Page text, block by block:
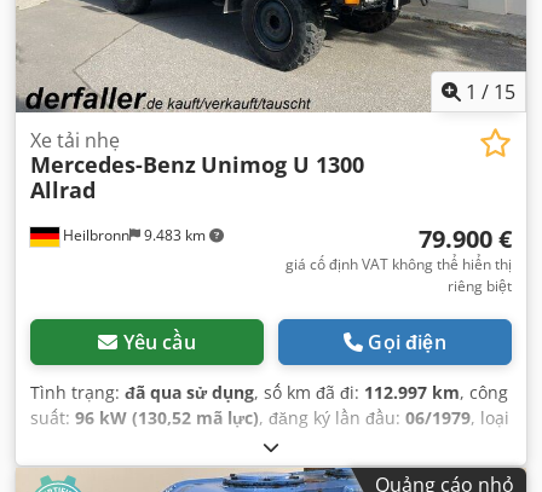
1 / 15
Heilbronn 9.483 km
Xe tải nhẹ
Mercedes-Benz Unimog U 1300
Allrad
79.900 €
giá cố định VAT không thể hiển thị
riêng biệt
Yêu cầu Gọi điện
Tình trạng: đã qua sử dụng, số km đã đi: 112.997 km, công
suất: 96 kW (130,52 mã lực), đăng ký lần đầu: 06/1979, loại
, trọng lượng tổng cộng:
hình trục:2 trục, màu sắc:trắng, loại truyền động bánh
Quảng cáo nhỏ